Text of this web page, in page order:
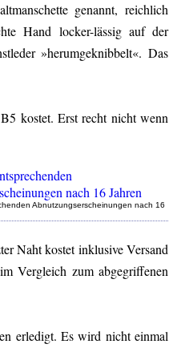
genannt, reichlich
Hand locker-lässig auf der
»herumgeknibbelt«. Das
kostet. Erst recht nicht wenn
Abnutzungserscheinungen nach 16
Naht kostet inklusive Versand
Vergleich zum abgegriffenen
erledigt. Es wird nicht einmal